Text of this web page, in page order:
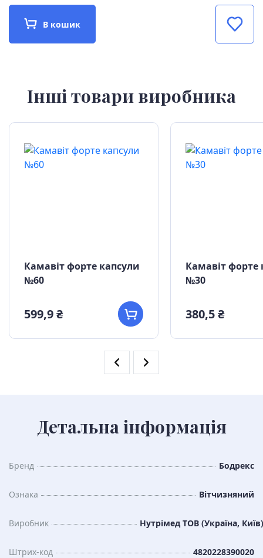
В кошик
Інші товари виробника
Камавіт форте капсули
№60
599,9 ₴
Камавіт форте
№30
380,5 ₴
Детальна інформація
Бренд Бодрекс
Ознака Вітчизняний
Виробник Нутрімед ТОВ (Україна, Київ)
Штрих-код 4820228390020